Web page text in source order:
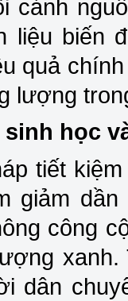
cảnh
liệu biến
quả
lượng
học
tiết
giảm
công
dân